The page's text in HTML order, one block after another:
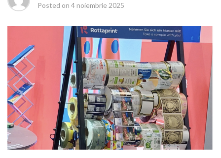
Posted on 4 noiembrie 2025